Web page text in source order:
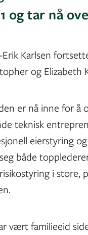
og tar nå
Karlsen
og Elizabeth
er nå inne for å
teknisk
eierstyring
både
i store,
vært familieeid